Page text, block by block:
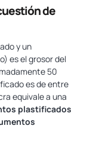
de
y un
es el grosor del
50
es de entre
equivale a una
plastificados